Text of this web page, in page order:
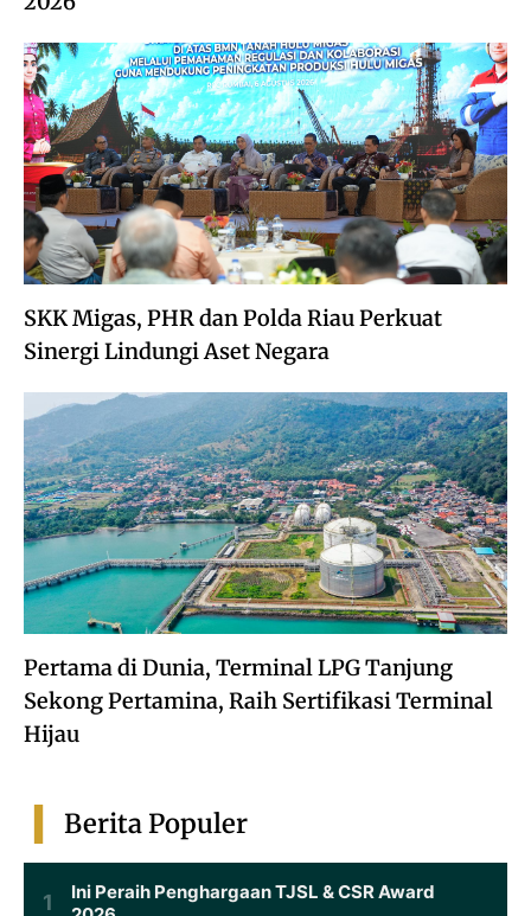
SKK Migas, PHR dan Polda Riau Perkuat
Sinergi Lindungi Aset Negara
Pertama di Dunia, Terminal LPG Tanjung
Sekong Pertamina, Raih Sertifikasi Terminal
Hijau
Berita Populer